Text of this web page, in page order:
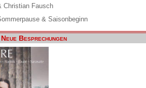
Christian Fausch
& Saisonbeginn
Neue Besprechungen